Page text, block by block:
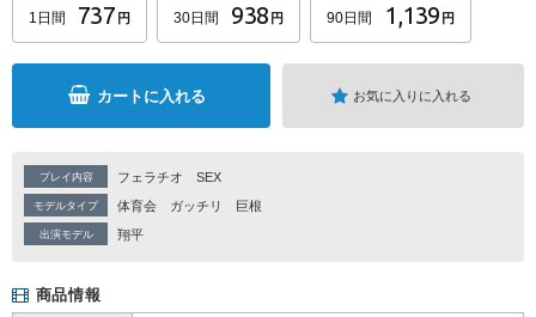
1日間 737 円 30日間 938 円 90日間 1,139 円
カートに入れる お気に入りに入れる
プレイ内容 フェラチオ SEX
モデルタイプ 体育会 ガッチリ 巨根
出演モデル 翔平
商品情報